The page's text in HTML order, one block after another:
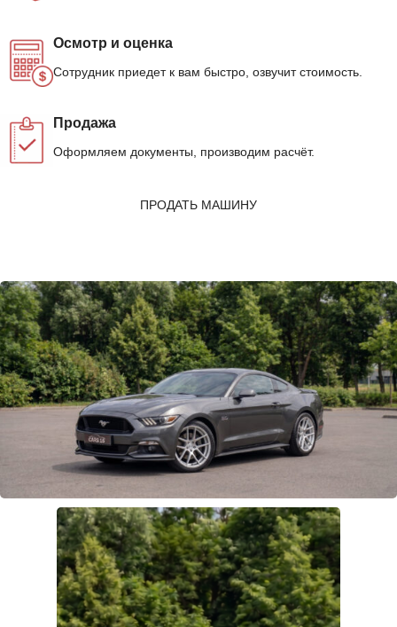
Осмотр и оценка
Сотрудник приедет к вам быстро, озвучит стоимость.
Продажа
Оформляем документы, производим расчёт.
ПРОДАТЬ МАШИНУ